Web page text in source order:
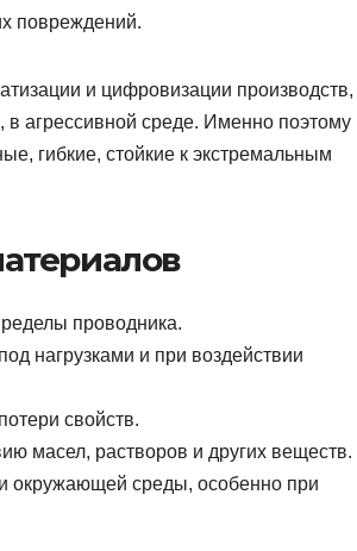
повреждений.
и цифровизации производств,
агрессивной среде. Именно поэтому
гибкие, стойкие к экстремальным
проводника.
нагрузками и при воздействии
свойств.
масел, растворов и других веществ.
окружающей среды, особенно при